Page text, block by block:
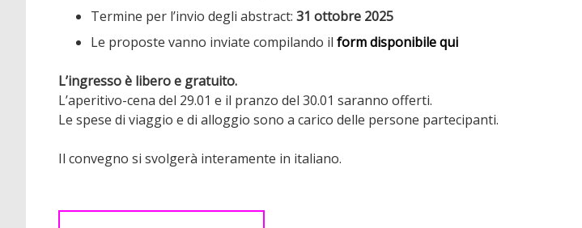
Termine per l’invio degli abstract: 31 ottobre 2025
Le proposte vanno inviate compilando il form disponibile qui
L’ingresso è libero e gratuito.
L’aperitivo-cena del 29.01 e il pranzo del 30.01 saranno offerti.
Le spese di viaggio e di alloggio sono a carico delle persone partecipanti.
Il convegno si svolgerà interamente in italiano.